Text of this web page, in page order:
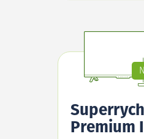
Premium